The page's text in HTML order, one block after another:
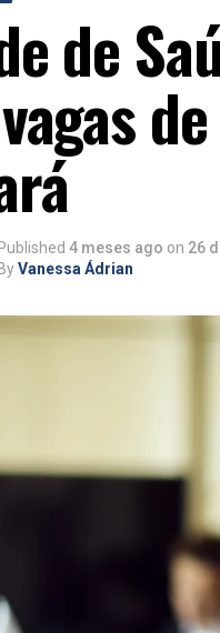
de
Published 4 meses ago on 26
ByVanessa Ádrian